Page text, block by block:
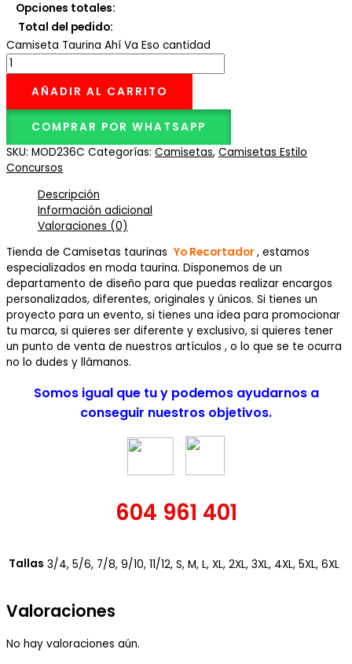
Opciones totales:
Total del pedido:
Camiseta Taurina Ahí Va Eso cantidad
AÑADIR AL CARRITO
COMPRAR POR WHATSAPP
SKU: MOD236C Categorías: Camisetas, Camisetas Estilo
Concursos
Descripción
Información adicional
Valoraciones (0)
Tienda de Camisetas taurinas Yo Recortador, estamos
especializados en moda taurina. Disponemos de un
departamento de diseño para que puedas realizar encargos
personalizados, diferentes, originales y únicos. Si tienes un
proyecto para un evento, si tienes una idea para promocionar
tu marca, si quieres ser diferente y exclusivo, si quieres tener
un punto de venta de nuestros artículos , o lo que se te ocurra
no lo dudes y llámanos.
Somos igual que tu y podemos ayudarnos a
conseguir nuestros objetivos.
604 961 401
Tallas 3/4, 5/6, 7/8, 9/10, 11/12, S, M, L, XL, 2XL, 3XL, 4XL, 5XL, 6XL
Valoraciones
No hay valoraciones aún.